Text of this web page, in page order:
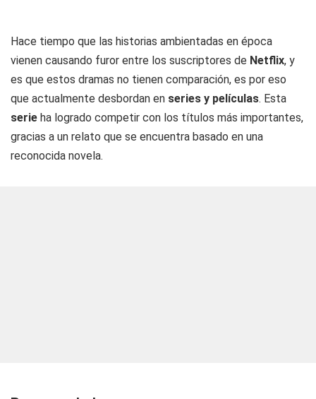
Hace tiempo que las historias ambientadas en época
vienen causando furor entre los suscriptores de Netflix, y
es que estos dramas no tienen comparación, es por eso
que actualmente desbordan en series y películas. Esta
serie ha logrado competir con los títulos más importantes,
gracias a un relato que se encuentra basado en una
reconocida novela.